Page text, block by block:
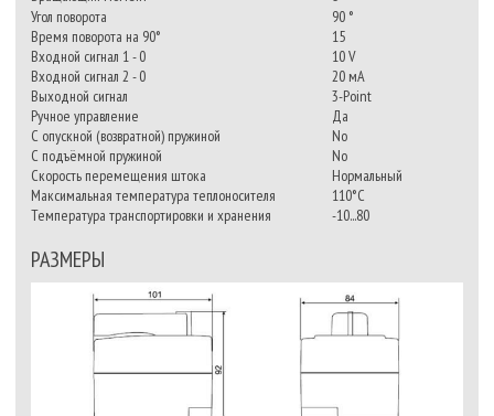
Угол поворота
90 °
Время поворота на 90°
15
Входной сигнал 1 - 0
10 V
Входной сигнал 2 - 0
20 мА
Выходной сигнал
3-Point
Ручное управление
Да
С опускной (возвратной) пружиной
No
С подъёмной пружиной
No
Скорость перемещения штока
Нормальный
Максимальная температура теплоносителя
110°С
Температура транспортировки и хранения
-10...80
РАЗМЕРЫ